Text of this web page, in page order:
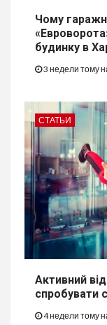
Чому
будинку в
3 недели тому
СТАТЬИ
Активний
спробувати
4 недели тому